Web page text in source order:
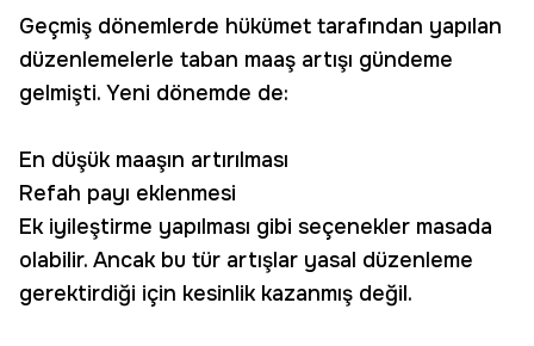
Geçmiş dönemlerde hükümet tarafından yapılan
düzenlemelerle taban maaş artışı gündeme
gelmişti. Yeni dönemde de:
En düşük maaşın artırılması
Refah payı eklenmesi
Ek iyileştirme yapılması gibi seçenekler masada
olabilir. Ancak bu tür artışlar yasal düzenleme
gerektirdiği için kesinlik kazanmış değil.